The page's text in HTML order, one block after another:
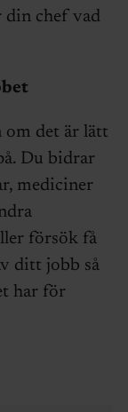
din chef vad
om det är lätt
Du bidrar
mediciner
försök få
ditt jobb så
har för